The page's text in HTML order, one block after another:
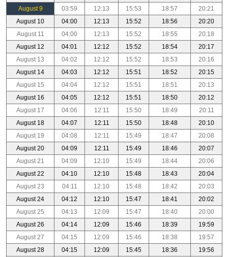
August 9
03:59 12:13 15:53 18:57
20:21
August 10
04:00 12:13 15:52 18:56
20:20
August 11
04:00 12:13 15:52 18:55
20:18
August 12
04:01 12:12 15:52 18:54
20:17
August 13
04:02 12:12 15:52 18:53
20:16
August 14
04:03 12:12 15:51 18:52
20:15
August 15
04:04 12:12 15:51 18:51
20:13
August 16
04:05 12:12 15:51 18:50
20:12
August 17
04:06 12:11 15:50 18:49
20:11
August 18
04:07 12:11 15:50 18:48
20:10
August 19
04:08 12:11 15:49 18:47
20:08
August 20
04:09 12:11 15:49 18:46
20:07
August 21
04:09 12:10 15:49 18:44
20:06
August 22
04:10 12:10 15:48 18:43
20:04
August 23
04:11 12:10 15:48 18:42
20:03
August 24
04:12 12:10 15:47 18:41
20:02
August 25
04:13 12:09 15:47 18:40
20:00
August 26
04:14 12:09 15:46 18:39
19:59
August 27
04:15 12:09 15:46 18:38
19:57
August 28
04:15 12:09 15:45 18:36
19:56